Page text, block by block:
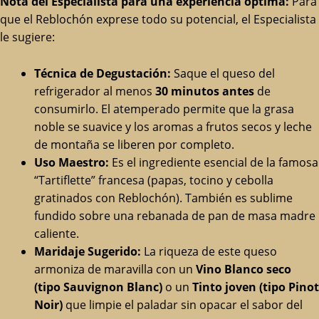
que el Reblochón exprese todo su potencial, el Especialista
le sugiere:
Técnica de Degustación: Saque el queso del
refrigerador al menos 30 minutos antes de
consumirlo. El atemperado permite que la grasa
noble se suavice y los aromas a frutos secos y leche
de montaña se liberen por completo.
Uso Maestro: Es el ingrediente esencial de la famosa
“Tartiflette” francesa (papas, tocino y cebolla
gratinados con Reblochón). También es sublime
fundido sobre una rebanada de pan de masa madre
caliente.
Maridaje Sugerido: La riqueza de este queso
armoniza de maravilla con un Vino Blanco seco
(tipo Sauvignon Blanc) o un Tinto joven (tipo Pinot
Noir) que limpie el paladar sin opacar el sabor del